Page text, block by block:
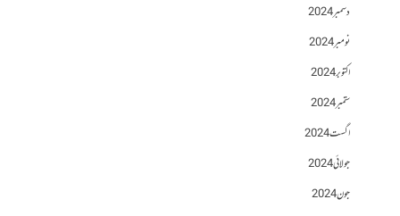
دسمبر 2024
نومبر 2024
اکتوبر 2024
ستمبر 2024
اگست 2024
جولائی 2024
جون 2024